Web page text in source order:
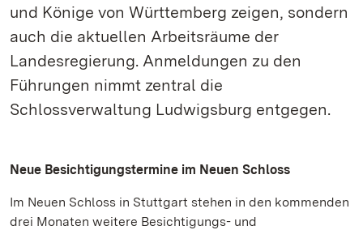
und Könige von Württemberg zeigen, sondern
auch die aktuellen Arbeitsräume der
Landesregierung. Anmeldungen zu den
Führungen nimmt zentral die
Schlossverwaltung Ludwigsburg entgegen.
Neue Besichtigungstermine im Neuen Schloss
Im Neuen Schloss in Stuttgart stehen in den kommenden
drei Monaten weitere Besichtigungs- und